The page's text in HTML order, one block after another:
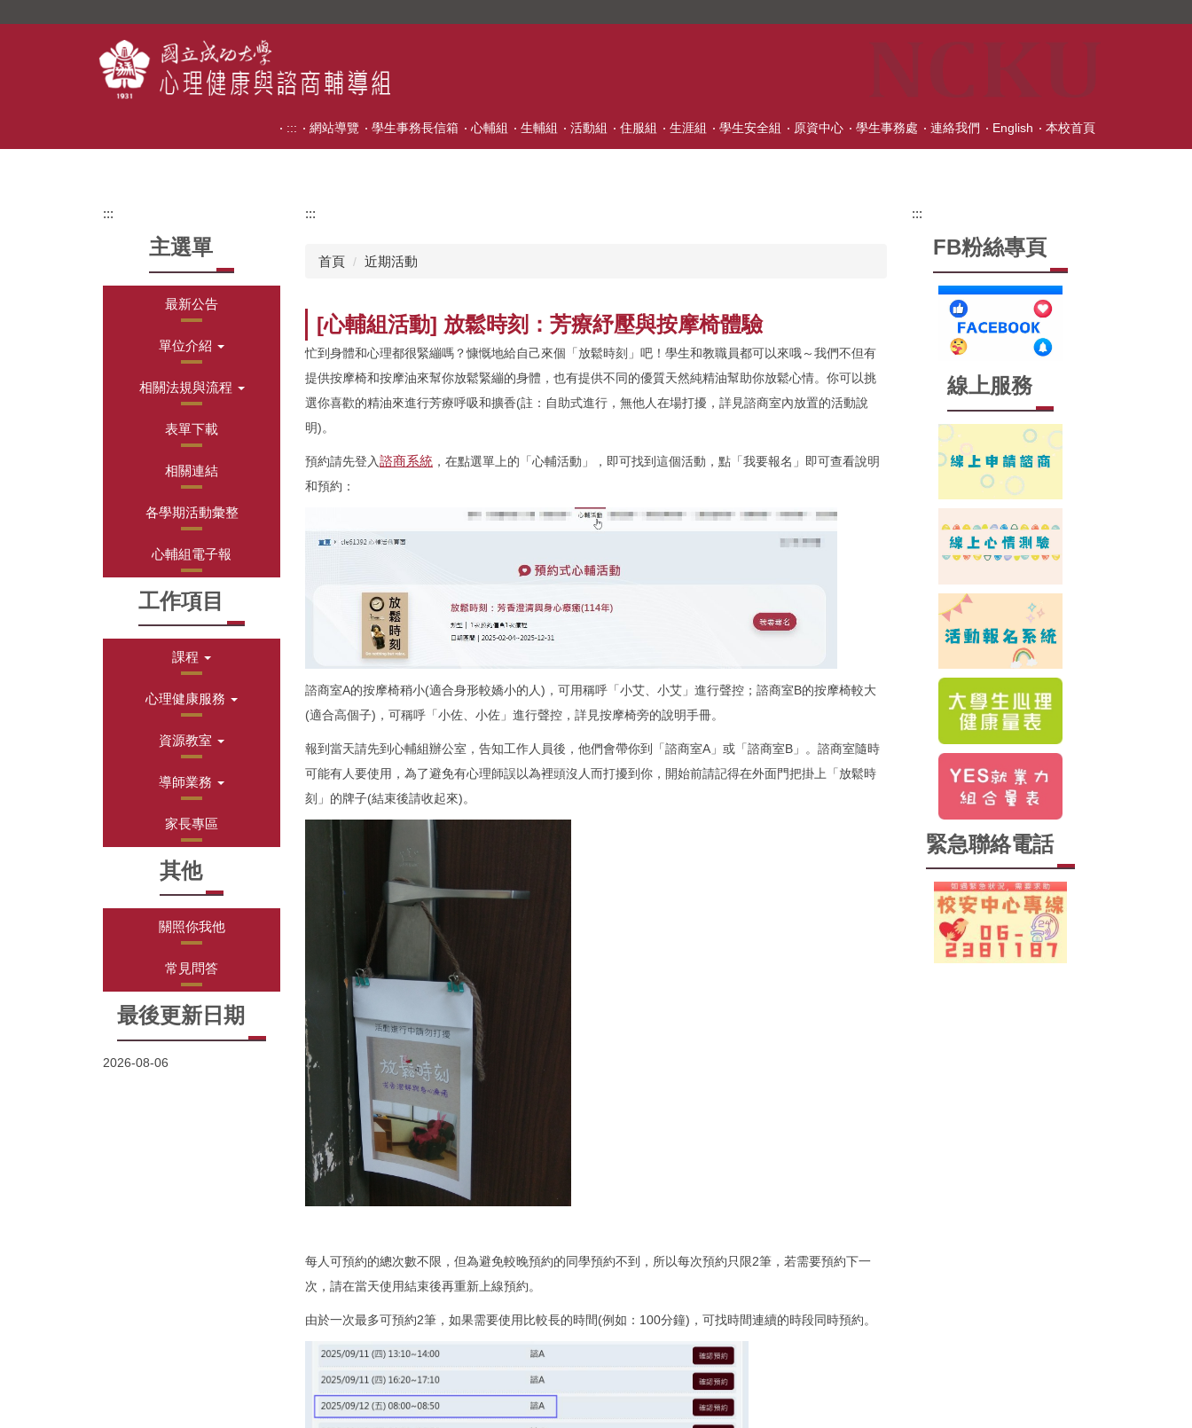
::: 網站導覽 學生事務長信箱 心輔組 生輔組 活動組 住服組 生涯組 學生安全組 原資中心 學生事務處 連絡我們 English 本校首頁
:::
主選單
最新公告
單位介紹
相關法規與流程
表單下載
相關連結
各學期活動彙整
心輔組電子報
工作項目
課程
心理健康服務
資源教室
導師業務
家長專區
其他
關照你我他
常見問答
最後更新日期
2026-08-06
:::
首頁 近期活動
[心輔組活動] 放鬆時刻：芳療紓壓與按摩椅體驗
忙到身體和心理都很緊繃嗎？慷慨地給自己來個「放鬆時刻」吧！學生和教職員都可以來哦～我們不但有
提供按摩椅和按摩油來幫你放鬆緊繃的身體，也有提供不同的優質天然純精油幫助你放鬆心情。你可以挑
選你喜歡的精油來進行芳療呼吸和擴香(註：自助式進行，無他人在場打擾，詳見諮商室內放置的活動說
明)。
預約請先登入諮商系統 ，在點選單上的「心輔活動」，即可找到這個活動，點「我要報名」即可查看說明
和預約：
諮商室A的按摩椅稍小(適合身形較嬌小的人)，可用稱呼「小艾、小艾」進行聲控；諮商室B的按摩椅較大
(適合高個子)，可稱呼「小佐、小佐」進行聲控，詳見按摩椅旁的說明手冊。
報到當天請先到心輔組辦公室，告知工作人員後，他們會帶你到「諮商室A」或「諮商室B」。諮商室隨時
可能有人要使用，為了避免有心理師誤以為裡頭沒人而打擾到你，開始前請記得在外面門把掛上「放鬆時
刻」的牌子(結束後請收起來)。
每人可預約的總次數不限，但為避免較晚預約的同學預約不到，所以每次預約只限2筆，若需要預約下一
次，請在當天使用結束後再重新上線預約。
由於一次最多可預約2筆，如果需要使用比較長的時間(例如：100分鐘)，可找時間連續的時段同時預約。
:::
FB粉絲專頁
線上服務
緊急聯絡電話